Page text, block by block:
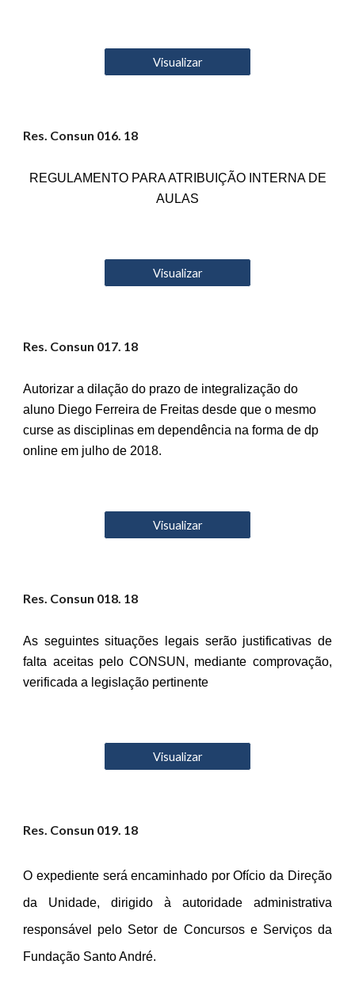
Visualizar
Res. Consun 016. 18
REGULAMENTO PARA ATRIBUIÇÃO INTERNA DE
AULAS
Visualizar
Res. Consun 017. 18
Autorizar a dilação do prazo de integralização do
aluno Diego Ferreira de Freitas desde que o mesmo
curse as disciplinas em dependência na forma de dp
online em julho de 2018.
Visualizar
Res. Consun 018. 18
As seguintes situações legais serão justificativas de
falta aceitas pelo CONSUN, mediante comprovação,
verificada a legislação pertinente
Visualizar
Res. Consun 019. 18
O expediente será encaminhado por Ofício da Direção
da Unidade, dirigido à autoridade administrativa
responsável pelo Setor de Concursos e Serviços da
Fundação Santo André.